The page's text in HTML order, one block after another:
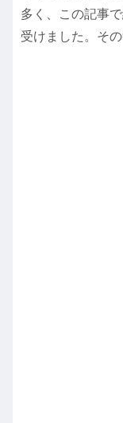
多く、この記事
受けました。そ